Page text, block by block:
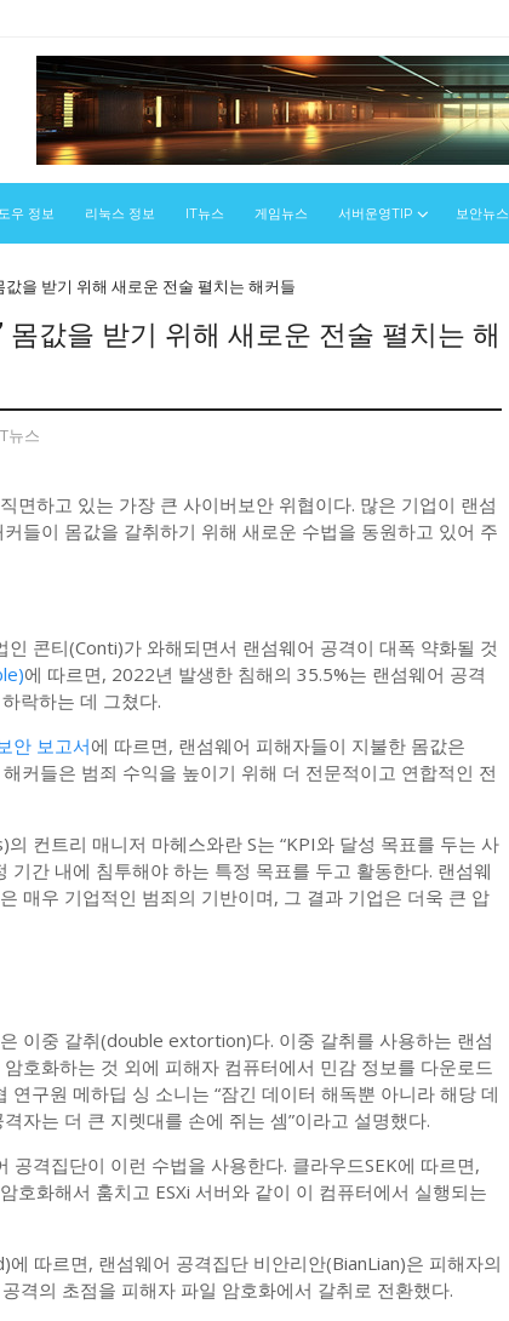
우 정보 리눅스 정보 IT뉴스 게임뉴스 서버운영TIP 보안뉴스
값을 받기 위해 새로운 전술 펼치는 해커들
몸값을 받기 위해 새로운 전술 펼치는 해
뉴스
면하고 있는 가장 큰 사이버보안 위협이다. 많은 기업이 랜섬
들이 몸값을 갈취하기 위해 새로운 수법을 동원하고 있어 주
콘티(Conti)가 와해되면서 랜섬웨어 공격이 대폭 약화될 것
에 따르면, 2022년 발생한 침해의 35.5%는 랜섬웨어 공격
락하는 데 그쳤다.
안 보고서에 따르면, 랜섬웨어 피해자들이 지불한 몸값은
커들은 범죄 수익을 높이기 위해 더 전문적이고 연합적인 전
컨트리 매니저 마헤스와란 S는 “KPI와 달성 목표를 두는 사
기간 내에 침투해야 하는 특정 목표를 두고 활동한다. 랜섬웨
매우 기업적인 범죄의 기반이며, 그 결과 기업은 더욱 큰 압
이중 갈취(double extortion)다. 이중 갈취를 사용하는 랜섬
호화하는 것 외에 피해자 컴퓨터에서 민감 정보를 다운로드
연구원 메하딥 싱 소니는 “잠긴 데이터 해독뿐 아니라 해당 데
자는 더 큰 지렛대를 손에 쥐는 셈”이라고 설명했다.
공격집단이 이런 수법을 사용한다. 클라우드SEK에 따르면,
호화해서 훔치고 ESXi 서버와 같이 이 컴퓨터에서 실행되는
따르면, 랜섬웨어 공격집단 비안리안(BianLian)은 피해자의
격의 초점을 피해자 파일 암호화에서 갈취로 전환했다.